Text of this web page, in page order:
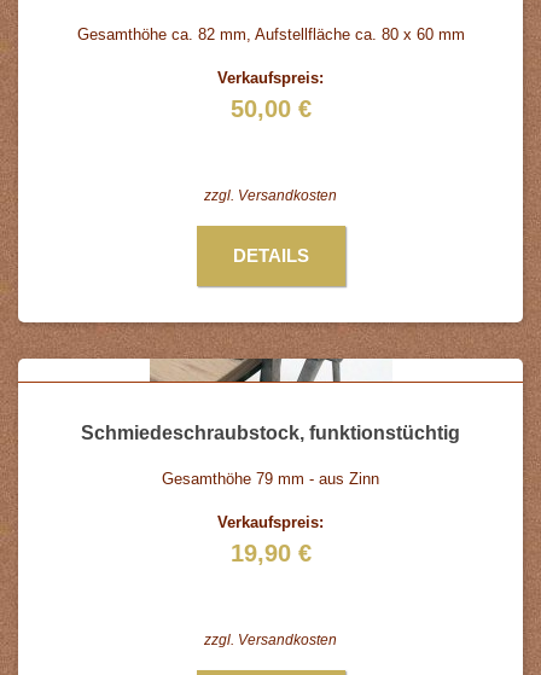
Gesamthöhe ca. 82 mm, Aufstellfläche ca. 80 x 60 mm
Verkaufspreis:
50,00 €
zzgl. Versandkosten
DETAILS
Schmiedeschraubstock, funktionstüchtig
Gesamthöhe 79 mm - aus Zinn
Verkaufspreis:
19,90 €
zzgl. Versandkosten